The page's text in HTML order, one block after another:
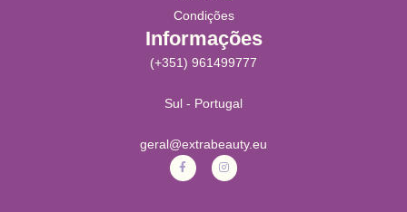
Condições
Informações
(+351) 961499777
Sul - Portugal
geral@extrabeauty.eu